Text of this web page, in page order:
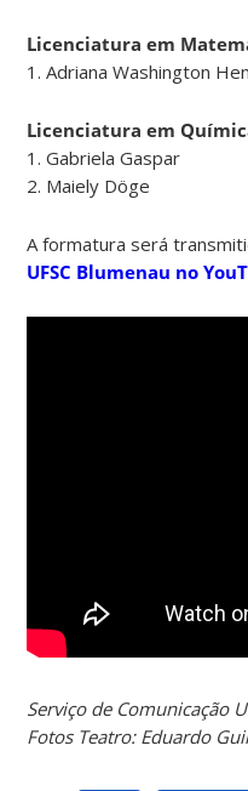
Licenciatura em
1. Adriana Washington
Licenciatura em
1. Gabriela Gaspar
2. Maiely Döge
A formatura será
UFSC Blumenau no
Serviço de Comunicação
Fotos Teatro: Eduardo